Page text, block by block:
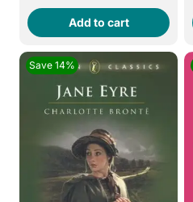
price
was:
220EGP.
price
is:
180EGP.
Add to cart
Save 14%